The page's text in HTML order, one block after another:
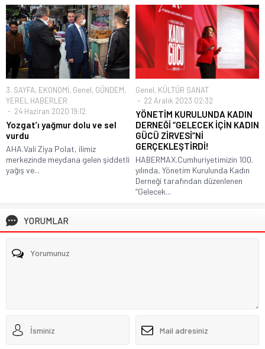
3. SAYFA, EKONOMİ, Genel, GÜNDEM,
YEREL HABERLER
24 Haziran 2020 19:12
Yozgat’ı yağmur dolu ve sel
vurdu
AHA.Vali Ziya Polat, ilimiz
merkezinde meydana gelen şiddetli
yağış ve...
Genel, KÜLTÜR SANAT
22 Aralık 2023 02:32
YÖNETİM KURULUNDA KADIN
DERNEĞİ “GELECEK İÇİN KADIN
GÜCÜ ZİRVESİ”Nİ
GERÇEKLEŞTİRDİ!
HABERMAX.Cumhuriyetimizin 100.
yılında, Yönetim Kurulunda Kadın
Derneği tarafından düzenlenen
“Gelecek...
YORUMLAR